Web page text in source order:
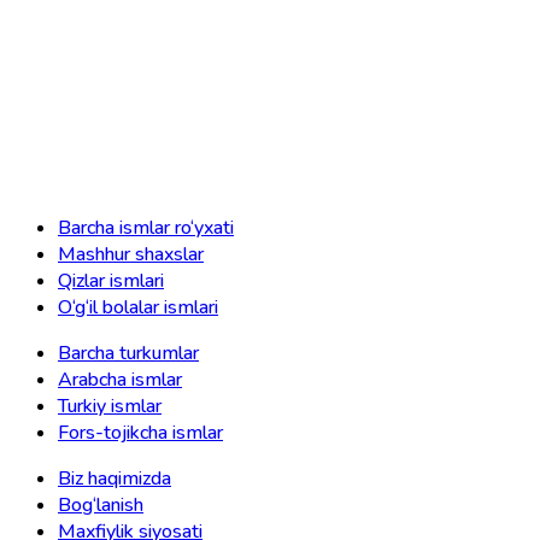
Barcha ismlar ro‘yxati
Mashhur shaxslar
Qizlar ismlari
O‘g‘il bolalar ismlari
Barcha turkumlar
Arabcha ismlar
Turkiy ismlar
Fors-tojikcha ismlar
Biz haqimizda
Bog‘lanish
Maxfiylik siyosati